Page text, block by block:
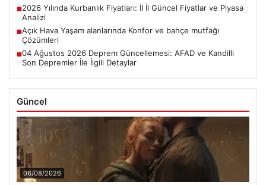
■2026 Yılında Kurbanlık Fiyatları: İl İl Güncel Fiyatlar ve Piyasa
Analizi
■Açık Hava Yaşam alanlarında Konfor ve bahçe mutfağı
Çözümleri
■04 Ağustos 2026 Deprem Güncellemesi: AFAD ve Kandilli
Son Depremler İle İlgili Detaylar
Güncel
06/08/2026